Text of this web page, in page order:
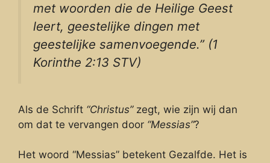
met woorden die de Heilige Geest
leert, geestelijke dingen met
geestelijke samenvoegende.” (1
Korinthe 2:13 STV)
Als de Schrift “Christus”zegt, wie zijn wij dan
om dat te vervangen door “Messias”?
Het woord “Messias” betekent Gezalfde. Het is